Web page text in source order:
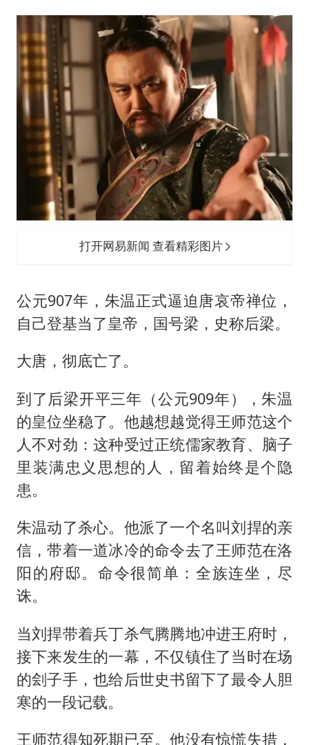
打开网易新闻 查看精彩图片
公元907年，朱温正式逼迫唐哀帝禅位，
自己登基当了皇帝，国号梁，史称后梁。
大唐，彻底亡了。
到了后梁开平三年（公元909年），朱温
的皇位坐稳了。他越想越觉得王师范这个
人不对劲：这种受过正统儒家教育、脑子
里装满忠义思想的人，留着始终是个隐
患。
朱温动了杀心。他派了一个名叫刘捍的亲
信，带着一道冰冷的命令去了王师范在洛
阳的府邸。命令很简单：全族连坐，尽
诛。
当刘捍带着兵丁杀气腾腾地冲进王府时，
接下来发生的一幕，不仅镇住了当时在场
的刽子手，也给后世史书留下了最令人胆
寒的一段记载。
王师范得知死期已至。他没有惊慌失措，